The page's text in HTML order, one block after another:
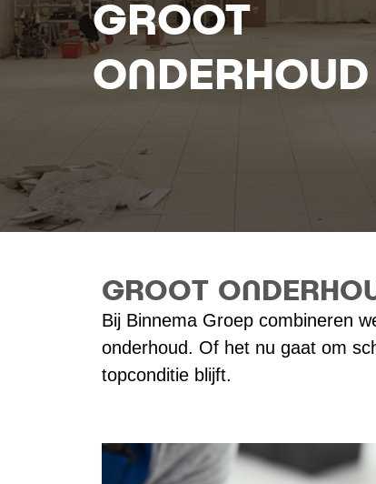
GROOT
ONDERHOUD
GROOT
Bij Binnema Groep combineren
onderhoud. Of het nu gaat om
topconditie blijft.